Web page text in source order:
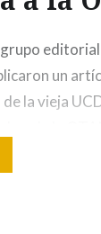
un
la vieja
servía al